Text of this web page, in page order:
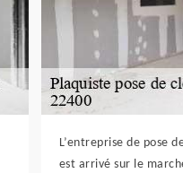
L’entreprise de pose
est arrivé sur le